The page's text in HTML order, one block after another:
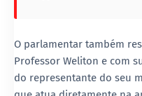
O parlamentar também
Professor Weliton e com
do representante do seu